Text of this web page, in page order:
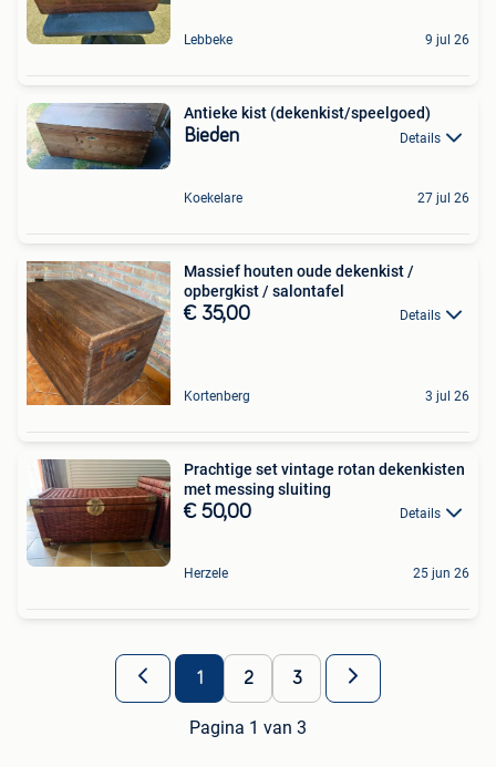
Lebbeke 9 jul 26
Antieke kist (dekenkist/speelgoed)
Bieden Details
Koekelare 27 jul 26
Massief houten oude dekenkist /
opbergkist / salontafel
€ 35,00 Details
Kortenberg 3 jul 26
Prachtige set vintage rotan dekenkisten
met messing sluiting
€ 50,00 Details
Herzele 25 jun 26
1 2 3
Pagina 1 van 3